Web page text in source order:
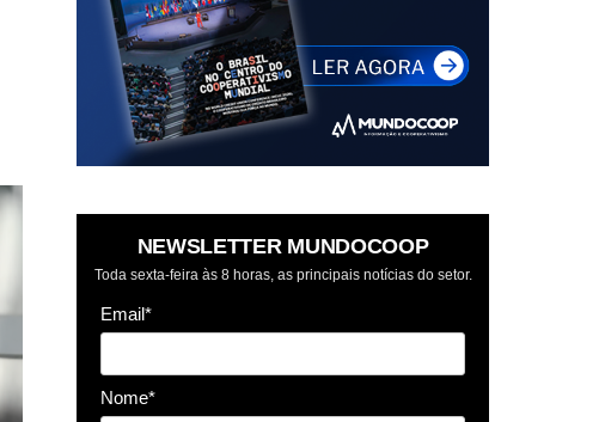
NEWSLETTER MUNDOCOOP
Toda sexta-feira às 8 horas, as principais notícias do setor.
Email*
Nome*